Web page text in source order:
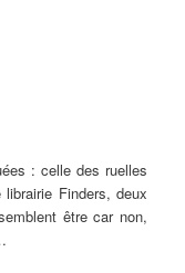
: celle des ruelles
Finders, deux
être car non,